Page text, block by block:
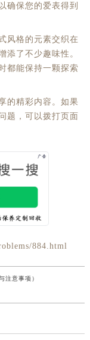
确保您的爱表得到
格的元素交织在
添了不少趣味性。
都能保持一颗探索
的精彩内容。如果
题，可以拨打页面
884.html
注意事项）